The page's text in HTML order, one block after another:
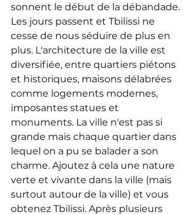
sonnent le début de la débandade.
Les jours passent et Tbilissi ne
cesse de nous séduire de plus en
plus. L'architecture de la ville est
diversifiée, entre quartiers piétons
et historiques, maisons délabrées
comme logements modernes,
imposantes statues et
monuments. La ville n'est pas si
grande mais chaque quartier dans
lequel on a pu se balader a son
charme. Ajoutez à cela une nature
verte et vivante dans la ville (mais
surtout autour de la ville) et vous
obtenez Tbilissi. Après plusieurs